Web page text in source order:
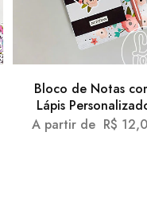
Bloco de Notas
Lápis
A partir de R$